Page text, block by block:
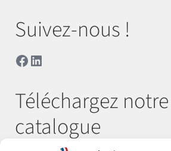
Suivez-nous !
Facebook
LinkedIn
Téléchargez notre
catalogue